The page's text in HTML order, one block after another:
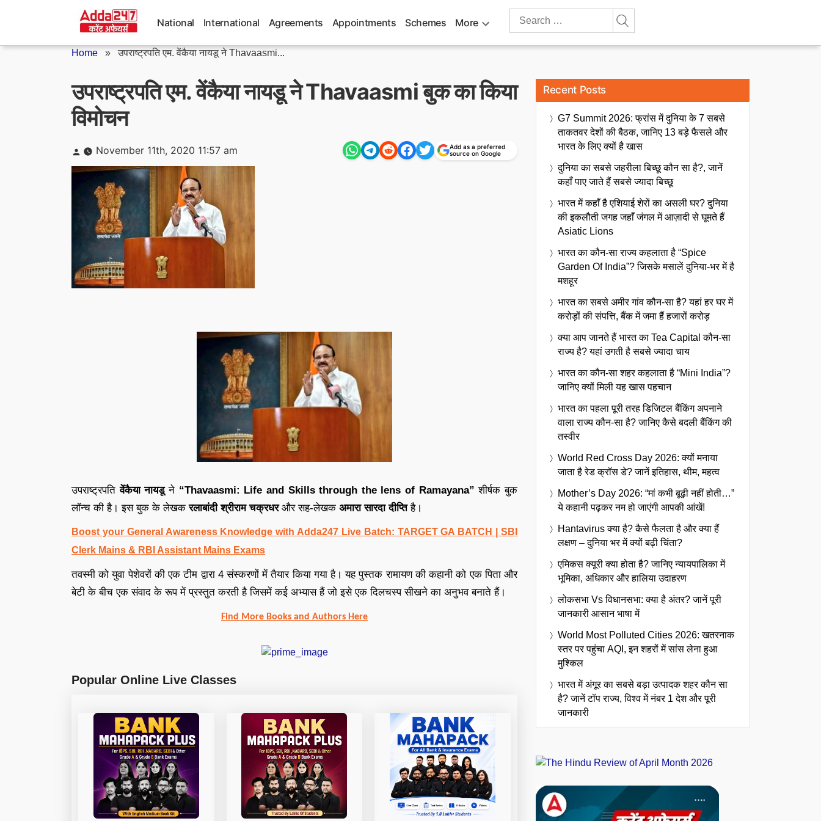
National International Agreements Appointments Schemes More
Search
Home »उपराष्ट्रपति एम. वेंकैया नायडू ने Thavaasmi...
उपराष्ट्रपति एम. वेंकैया नायडू ने Thavaasmi बुक का किया
विमोचन
Posted
by
November 11th, 2020 11:57 am
Add as a preferred
source on Google
उपराष्ट्रपतिवेंकैया नायडूने “Thavaasmi: Life and Skills through the lens of Ramayana” शीर्षक बुक
लॉन्च की है। इस बुक के लेखकरलाबांदी श्रीराम चक्रधरऔर सह-लेखक अमारा सारदा दीप्तिहै।
Boost your General Awareness Knowledge with Adda247 Live Batch: TARGET GA BATCH | SBI
Clerk Mains & RBI Assistant Mains Exams
तवस्मी को युवा पेशेवरों की एक टीम द्वारा 4 संस्करणों में तैयार किया गया है। यह पुस्तक रामायण की कहानी को एक पिता और
बेटी के बीच एक संवाद के रूप में प्रस्तुत करती है जिसमें कई अभ्यास हैं जो इसे एक दिलचस्प सीखने का अनुभव बनाते हैं।
Find More Books and Authors Here
Popular Online Live Classes
Recent Posts
G7 Summit 2026: फ्रांस में दुनिया के 7 सबसे
ताकतवर देशों की बैठक, जानिए 13 बड़े फैसले और
भारत के लिए क्यों है खास
दुनिया का सबसे जहरीला बिच्छू कौन सा है?, जानें
कहाँ पाए जाते हैं सबसे ज्यादा बिच्छू
भारत में कहाँ है एशियाई शेरों का असली घर? दुनिया
की इकलौती जगह जहाँ जंगल में आज़ादी से घूमते हैं
Asiatic Lions
भारत का कौन-सा राज्य कहलाता है “Spice
Garden Of India”? जिसके मसालें दुनिया-भर में है
मशहूर
भारत का सबसे अमीर गांव कौन-सा है? यहां हर घर में
करोड़ों की संपत्ति, बैंक में जमा हैं हजारों करोड़
क्या आप जानते हैं भारत का Tea Capital कौन-सा
राज्य है? यहां उगती है सबसे ज्यादा चाय
भारत का कौन-सा शहर कहलाता है “Mini India”?
जानिए क्यों मिली यह खास पहचान
भारत का पहला पूरी तरह डिजिटल बैंकिंग अपनाने
वाला राज्य कौन-सा है? जानिए कैसे बदली बैंकिंग की
तस्वीर
World Red Cross Day 2026: क्यों मनाया
जाता है रेड क्रॉस डे? जानें इतिहास, थीम, महत्व
Mother’s Day 2026: “मां कभी बूढ़ी नहीं होती…”
ये कहानी पढ़कर नम हो जाएंगी आपकी आंखें!
Hantavirus क्या है? कैसे फैलता है और क्या हैं
लक्षण – दुनिया भर में क्यों बढ़ी चिंता?
एमिकस क्यूरी क्या होता है? जानिए न्यायपालिका में
भूमिका, अधिकार और हालिया उदाहरण
लोकसभा Vs विधानसभा: क्या है अंतर? जानें पूरी
जानकारी आसान भाषा में
World Most Polluted Cities 2026: खतरनाक
स्तर पर पहुंचा AQI, इन शहरों में सांस लेना हुआ
मुश्किल
भारत में अंगूर का सबसे बड़ा उत्पादक शहर कौन सा
है? जानें टॉप राज्य, विश्व में नंबर 1 देश और पूरी
जानकारी